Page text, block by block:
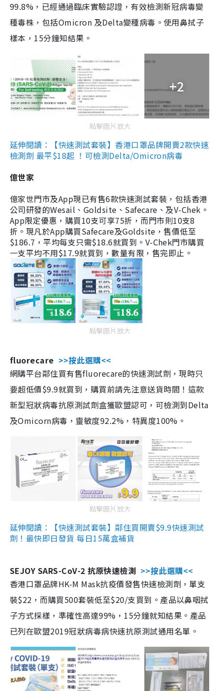
99.8%，已經通過臨床實驗認證，有效檢測新冠病毒變
種毒株，包括Omicron 及Delta變種病毒。使用鼻拭子
樣本，15分鐘知結果。
+2
點擊圖片放大
延伸閱讀：【快速測試套裝】香港口罩品牌開賣2款快速
檢測劑 最平$18起 ！可檢測Delta/Omicron病毒
億世家
億家世門市及App現已有售6款快速測試套裝，包括香港
公司研發的Wesail、Goldsite、Safecare、及V-Chek。
App限定優惠，購買10支可享75折，而門市則10支8
折。現凡於App購買Safecare及Goldsite，售價低至
$186.7，平均每支只需$18.6就買到。V-Chek門市購買
一支平均不用$17.9就買到，數量有限，售完即止。
點擊圖片放大
fluorecare >>按此選購<<
網購平台鄰住買有售fluorecare的快速測試劑，現時只
要超低價$9.9就買到，購買前請先注意送貨時間！這款
新型冠狀病毒抗原測試劑盒獲歐盟認可，可檢測到Delta
及Omicorn病毒，靈敏度92.2%，特異度100%。
點擊圖片放大
延伸閱讀：【快速測試套裝】鄰住買開賣$9.9快速測試
劑！最快即日發貨 每日15萬盒補貨
SEJOY SARS-CoV-2 抗原快速檢測 >>按此選購<<
香港口罩品牌HK-M Mask抗疫價發售快速檢測劑，單支
裝$22，而購買500套裝低至$20/支買到。產品以鼻咽拭
子方式採樣，準確性高達99%，15分鐘就知結果。產品
已列在歐盟2019冠狀病毒病快速抗原測試通用名單。